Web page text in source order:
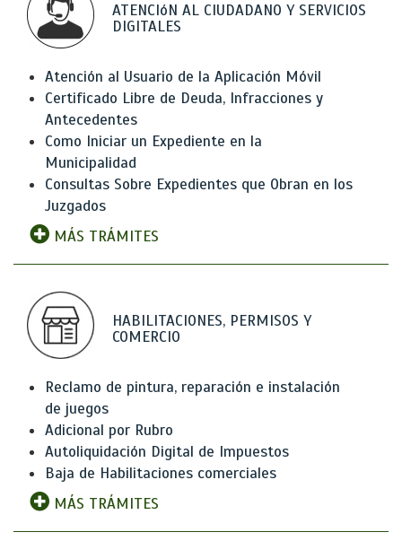
ATENCIóN AL CIUDADANO Y SERVICIOS
DIGITALES
Atención al Usuario de la Aplicación Móvil
Certificado Libre de Deuda, Infracciones y
Antecedentes
Como Iniciar un Expediente en la
Municipalidad
Consultas Sobre Expedientes que Obran en los
Juzgados
MÁS TRÁMITES
HABILITACIONES, PERMISOS Y
COMERCIO
Reclamo de pintura, reparación e instalación
de juegos
Adicional por Rubro
Autoliquidación Digital de Impuestos
Baja de Habilitaciones comerciales
MÁS TRÁMITES